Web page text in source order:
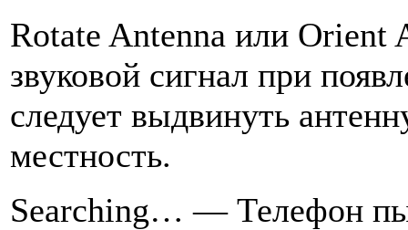
Rotate Antenna или
звуковой сигнал при
следует выдвинуть
местность.
Searching… — Телефон